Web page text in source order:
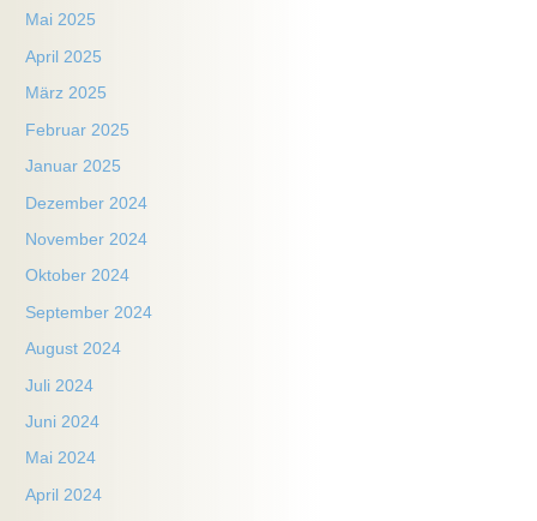
Mai 2025
April 2025
März 2025
Februar 2025
Januar 2025
Dezember 2024
November 2024
Oktober 2024
September 2024
August 2024
Juli 2024
Juni 2024
Mai 2024
April 2024